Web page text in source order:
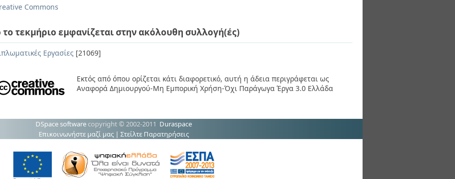
Commons
το τεκμήριο εμφανίζεται στην ακόλουθη συλλογή(ές)
Εργασίες [21069]
Εκτός από όπου ορίζεται κάτι διαφορετικό, αυτή η άδεια περιγράφεται ως
Αναφορά Δημιουργού-Μη Εμπορική Χρήση-Όχι Παράγωγα Έργα 3.0 Ελλάδα
DSpace software copyright © 2002-2011 Duraspace
Επικοινωνήστε μαζί μας | Στείλτε Παρατηρήσεις